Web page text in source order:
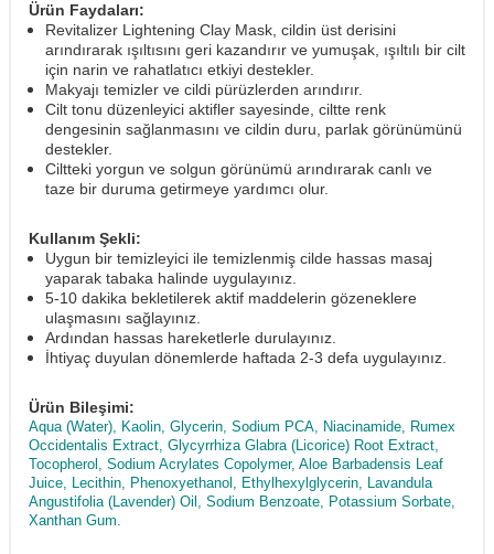
Ürün Faydaları:
Revitalizer Lightening Clay Mask, cildin üst derisini
arındırarak ışıltısını geri kazandırır ve yumuşak, ışıltılı bir cilt
için narin ve rahatlatıcı etkiyi destekler.
Makyajı temizler ve cildi pürüzlerden arındırır.
Cilt tonu düzenleyici aktifler sayesinde, ciltte renk
dengesinin sağlanmasını ve cildin duru, parlak görünümünü
destekler.
Ciltteki yorgun ve solgun görünümü arındırarak canlı ve
taze bir duruma getirmeye yardımcı olur.
Kullanım Şekli:
Uygun bir temizleyici ile temizlenmiş cilde hassas masaj
yaparak tabaka halinde uygulayınız.
5-10 dakika bekletilerek aktif maddelerin gözeneklere
ulaşmasını sağlayınız.
Ardından hassas hareketlerle durulayınız.
İhtiyaç duyulan dönemlerde haftada 2-3 defa uygulayınız.
Ürün Bileşimi:
Aqua (Water), Kaolin, Glycerin, Sodium PCA, Niacinamide, Rumex
Occidentalis Extract, Glycyrrhiza Glabra (Licorice) Root Extract,
Tocopherol, Sodium Acrylates Copolymer, Aloe Barbadensis Leaf
Juice, Lecithin, Phenoxyethanol, Ethylhexylglycerin, Lavandula
Angustifolia (Lavender) Oil, Sodium Benzoate, Potassium Sorbate,
Xanthan Gum.